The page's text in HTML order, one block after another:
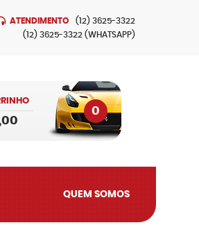
ATENDIMENTO (12) 3625-3322
(12) 3625-3322 (WHATSAPP)
0
QUEM SOMOS